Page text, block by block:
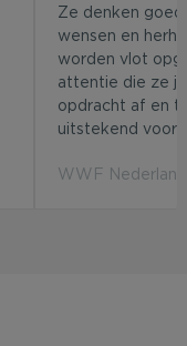
Ze denken
wensen en
worden vlot
attentie die ze
opdracht af en
uitstekend voor
WWF